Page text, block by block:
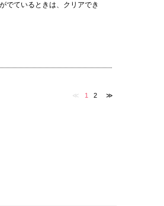
でているときは、クリアでき
≪ 1 2 ≫